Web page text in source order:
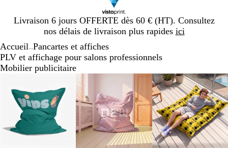
Livraison 6 jours OFFERTE dès 60 € (HT). Consultez
nos délais de livraison plus rapides ici
Diapositive
1
Accueil Pancartes et affiches
PLV et affichage pour salons professionnels
Mobilier publicitaire
zoomable
au
minimum
pour
développer
les
touches
plus
et
moins
zoomable
minimum
Cliquez
pour
développer
Utilisez
touches
plus
et
moins
pour
Image
zoomable
Zoom
au
minimum
Cliquez
pour
Utilisez
les
touches
plus
et
moins
pour